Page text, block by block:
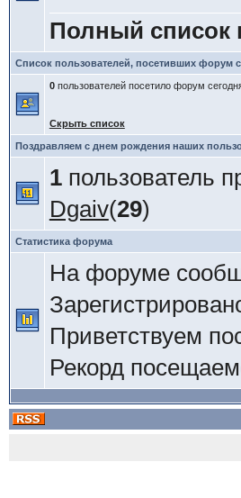
Полный список
Список пользователей, посетивших форум
0пользователей посетило форум
Скрыть список
Поздравляем с днем рождения наших
1пользователь
Dgaiv(29)
Статистика форума
На форуме
Приветствуем
Рекорд